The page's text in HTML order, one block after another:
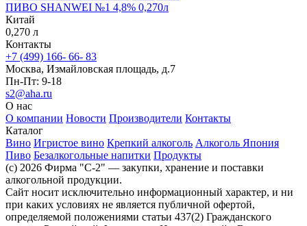
ПИВО SHANWEI №1 4,8% 0,270л
Китай
0,270 л
Контакты
+7 (499) 166- 66- 83
Москва, Измайловская площадь, д.7
Пн-Пт: 9-18
s2@aha.ru
О нас
О компании Новости Производители Контакты
Каталог
Вино Игристое вино Крепкий алкоголь Алкоголь Япония
Пиво Безалкогольные напитки Продукты
(c) 2026 Фирма "С-2" — закупки, хранение и поставки
алкогольной продукции.
Сайт носит исключительно информационный характер, и ни
при каких условиях не является публичной офертой,
определяемой положениями статьи 437(2) Гражданского